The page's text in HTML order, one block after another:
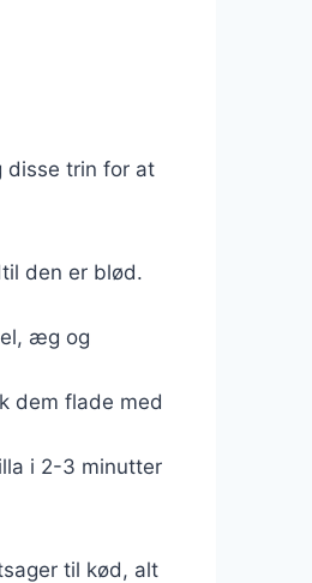
disse trin for at
den er blød.
æg og
dem flade med
i 2-3 minutter
til kød, alt